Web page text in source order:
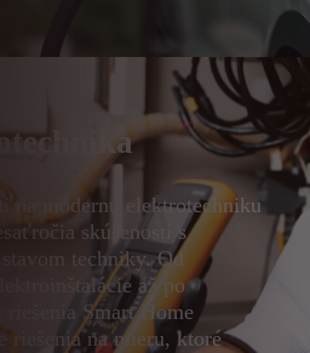
na modernú elektrotechniku
skúseností s
stavom techniky. Od
až po
riešenia Smart Home
riešenia na mieru, ktoré